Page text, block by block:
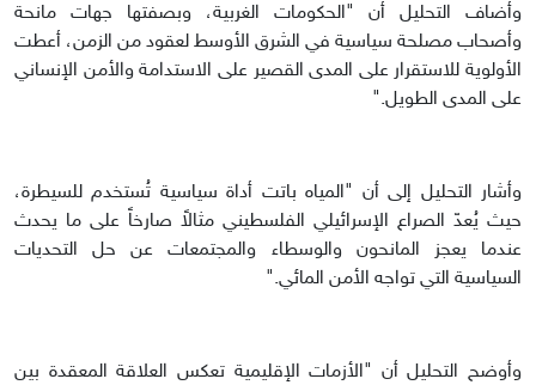
وأضاف التحليل أن "الحكومات الغربية، وبصفتها جهات مانحة
وأصحاب مصلحة سياسية في الشرق الأوسط لعقود من الزمن، أعطت
الأولوية للاستقرار على المدى القصير على الاستدامة والأمن الإنساني
على المدى الطويل."
وأشار التحليل إلى أن "المياه باتت أداة سياسية تُستخدم للسيطرة،
حيث يُعدّ الصراع الإسرائيلي الفلسطيني مثالاً صارخاً على ما يحدث
عندما يعجز المانحون والوسطاء والمجتمعات عن حل التحديات
السياسية التي تواجه الأمن المائي."
وأوضح التحليل أن "الأزمات الإقليمية تعكس العلاقة المعقدة بين